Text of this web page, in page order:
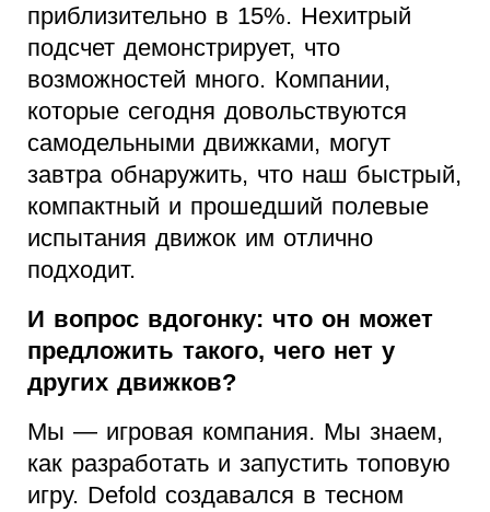
приблизительно в 15%. Нехитрый
подсчет демонстрирует, что
возможностей много. Компании,
которые сегодня довольствуются
самодельными движками, могут
завтра обнаружить, что наш быстрый,
компактный и прошедший полевые
испытания движок им отлично
подходит.
И вопрос вдогонку: что он может
предложить такого, чего нет у
других движков?
Мы — игровая компания. Мы знаем,
как разработать и запустить топовую
игру. Defold создавался в тесном